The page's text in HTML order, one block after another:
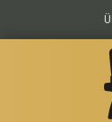
Zum Inhalt